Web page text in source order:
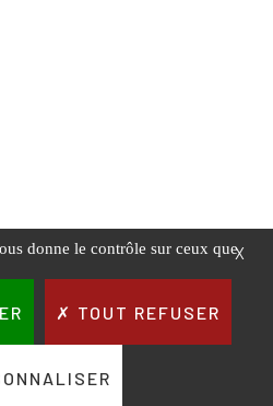
VENTE
X
donne le contrôle sur ceux que
TOUT REFUSER